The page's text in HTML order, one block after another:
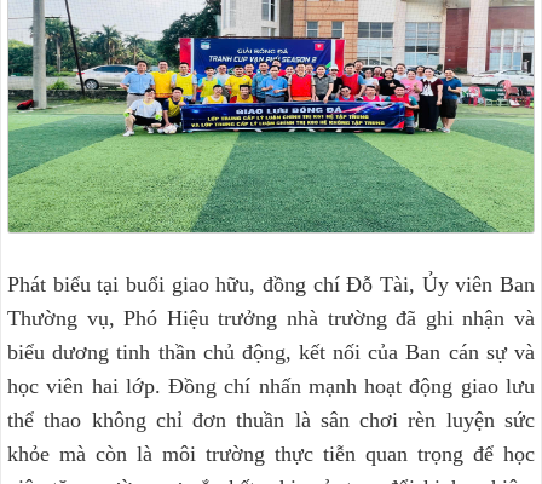
Phát biểu tại buổi giao hữu, đồng chí Đỗ Tài, Ủy viên Ban
Thường vụ, Phó Hiệu trưởng nhà trường đã ghi nhận và
biểu dương tinh thần chủ động, kết nối của Ban cán sự và
học viên hai lớp. Đồng chí nhấn mạnh hoạt động giao lưu
thể thao không chỉ đơn thuần là sân chơi rèn luyện sức
khỏe mà còn là môi trường thực tiễn quan trọng để học